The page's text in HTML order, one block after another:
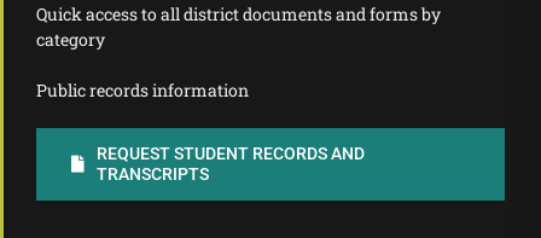
Quick access to all district documents and forms by
category
Public records information
REQUEST STUDENT RECORDS AND
TRANSCRIPTS